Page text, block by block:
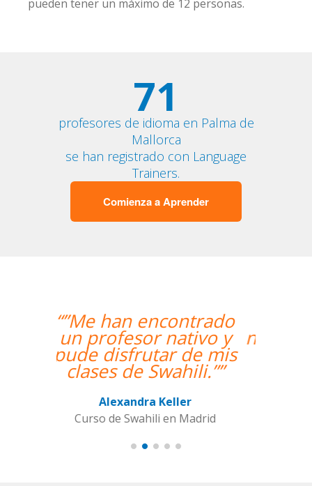
pueden tener un máximo de 12 personas.
71
profesores de idioma en Palma de
Mallorca
se han registrado con Language
Trainers.
Comienza a Aprender
“”Hemos realizado
nuestra primera clase y
estamos muy
contentos. Nuestra
mujer encantadora,
que nos ha dado una
clase muy dinámica y
entretenida.””